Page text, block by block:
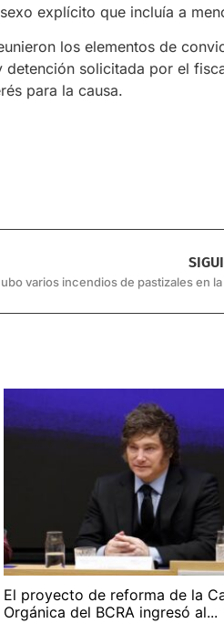
explícito que incluía a
los elementos de
detención solicitada por el
para la causa.
El proyecto de reforma de la
Orgánica del BCRA ingresó al...